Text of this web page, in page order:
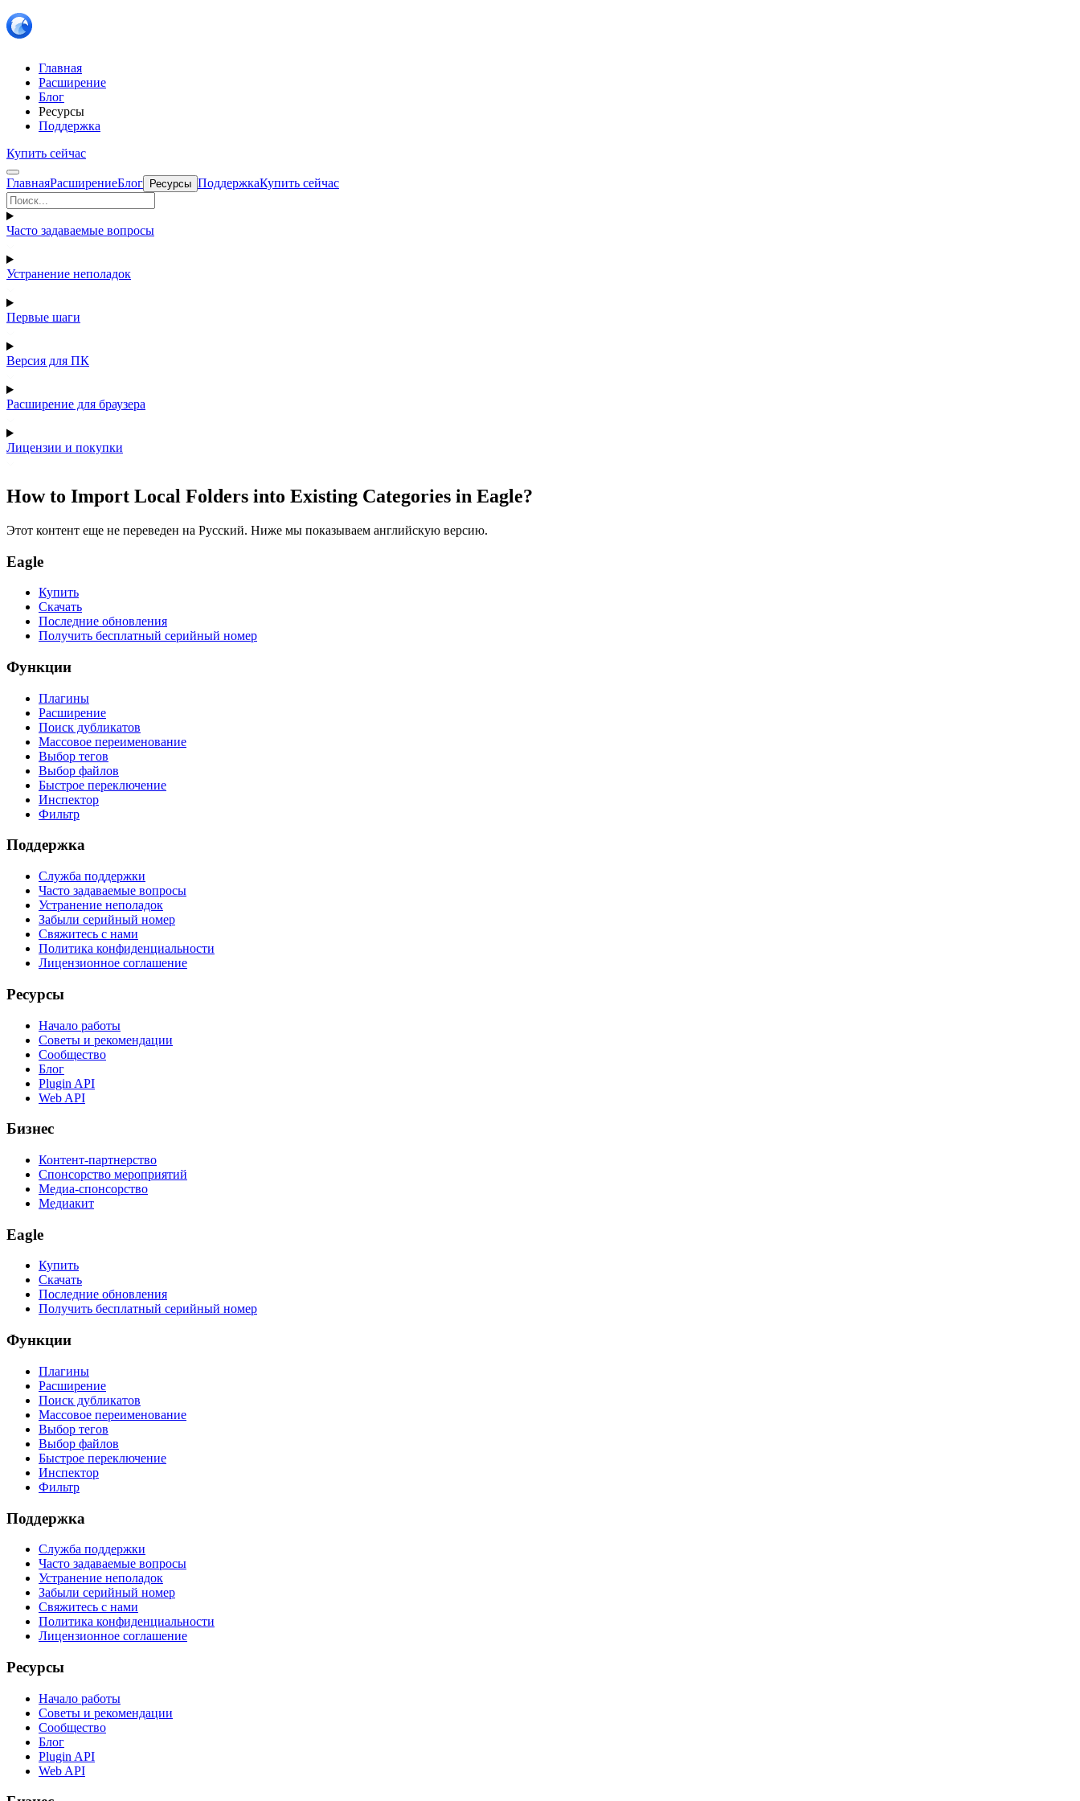
Главная
Расширение
Блог
Ресурсы
Поддержка
Купить сейчас
ГлавнаяРасширениеБлог Ресурсы ПоддержкаКупить сейчас
Часто задаваемые вопросы
Устранение неполадок
Первые шаги
Версия для ПК
Расширение для браузера
Лицензии и покупки
How to Import Local Folders into Existing Categories in Eagle?
Этот контент еще не переведен на Русский. Ниже мы показываем английскую версию.
Eagle
Купить
Скачать
Последние обновления
Получить бесплатный серийный номер
Функции
Плагины
Расширение
Поиск дубликатов
Массовое переименование
Выбор тегов
Выбор файлов
Быстрое переключение
Инспектор
Фильтр
Поддержка
Служба поддержки
Часто задаваемые вопросы
Устранение неполадок
Забыли серийный номер
Свяжитесь с нами
Политика конфиденциальности
Лицензионное соглашение
Ресурсы
Начало работы
Советы и рекомендации
Сообщество
Блог
Plugin API
Web API
Бизнес
Контент-партнерство
Спонсорство мероприятий
Медиа-спонсорство
Медиакит
Eagle
Купить
Скачать
Последние обновления
Получить бесплатный серийный номер
Функции
Плагины
Расширение
Поиск дубликатов
Массовое переименование
Выбор тегов
Выбор файлов
Быстрое переключение
Инспектор
Фильтр
Поддержка
Служба поддержки
Часто задаваемые вопросы
Устранение неполадок
Забыли серийный номер
Свяжитесь с нами
Политика конфиденциальности
Лицензионное соглашение
Ресурсы
Начало работы
Советы и рекомендации
Сообщество
Блог
Plugin API
Web API